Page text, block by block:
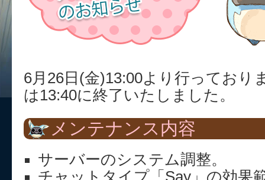
6月26日(金)13:00より行っており
は13:40に終了いたしました。
メンテナンス内容
サーバーのシステム調整。
チャットタイプ「Say」の効果